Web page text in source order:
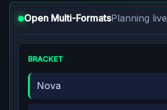
Open Multi-FormatsPlanning live
BRACKET
Nova